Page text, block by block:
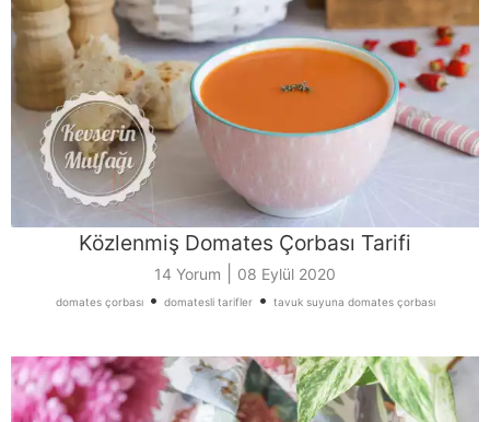
Közlenmiş Domates Çorbası Tarifi
14 Yorum 08 Eylül 2020
domates çorbası• domatesli tarifler• tavuk suyuna domates çorbası